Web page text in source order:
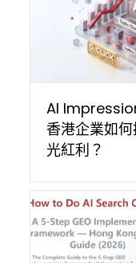
AI
香港企業如
光紅利？